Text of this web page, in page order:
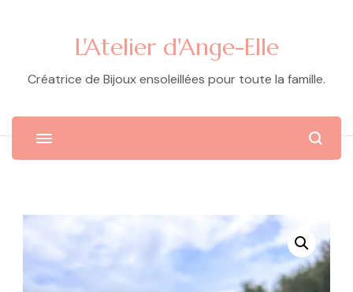
L'Atelier d'Ange-Elle
Créatrice de Bijoux ensoleillées pour toute la famille.